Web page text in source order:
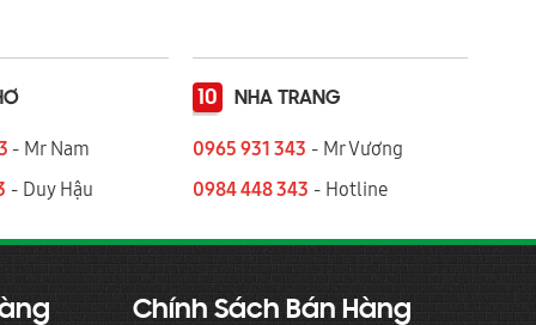
- Mr Nam
- Duy Hậu
10 NHA TRANG
0965 931 343 - Mr Vương
0984 448 343 - Hotline
Chính Sách Bán Hàng